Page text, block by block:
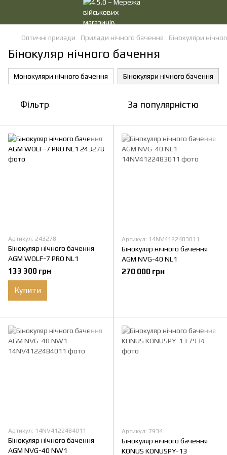
Оптичні прилади Прилади нічного бачення Бінокуляри
Бінокуляр нічного бачення
Монокуляри нічного бачення Бінокуляри нічного бачення
Фільтр За популярністю
Артикул: 243278
Бінокуляр нічного бачення
AGM WOLF-7 PRO NL1
133 300 грн
Купити
Артикул: 14NV4122483011
Бінокуляр нічного бачення
AGM NVG-40 NL1
270 000 грн
Артикул: 14NV4122484011
Бінокуляр нічного бачення
AGM NVG-40 NW1
Артикул: 7934
Бінокуляр нічного бачення
KONUS KONUSPY-13